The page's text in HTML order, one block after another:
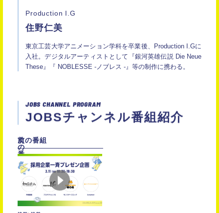
Production I.G
住野仁美
東京工芸大学アニメーション学科を卒業後、Production I.Gに
入社。デジタルアーティストとして『銀河英雄伝説 Die Neue
These』『 NOBLESSE -ノブレス -』等の制作に携わる。
JOBS CHANNEL PROGRAM
JOBSチャンネル番組紹介